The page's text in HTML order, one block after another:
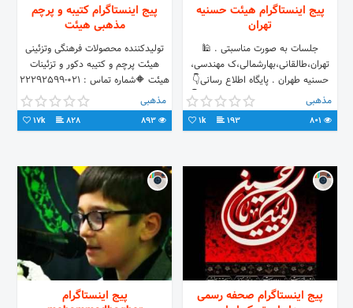
پیج اینستاگرام هیئت حسنیه
تهران
جلسات به صورت مناسبتی . 🕌
تهران،طالقانی،بهارشمالی،ک مهندسی،
حسنیه طهران . پایگاه اطلاع رسانی👇
www.hassanieh.ir . کانال تلگرام👇
مذهبی
193
1k
پیج اینستاگرام کتیبه و پرچم
مذهبی هیئت
تولیدکننده محصولات فرهنگی وتزئینی
هیئت پرچم و کتیبه دکور و تزئینات
هیئت 🔶شماره تماس : 021-22292599
09368626450 : سفارش
WWW.SHOBBAR.COM
مذهبی
828
17k
پیج اینستاگرام صحفه رسمی
پیج اینستاگرام